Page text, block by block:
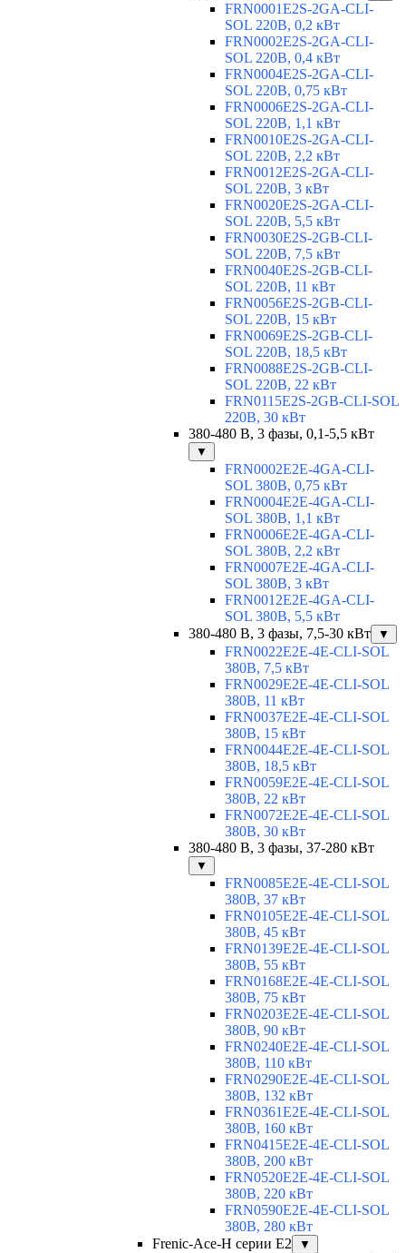
FRN0001E2S-2GA-CLI-
SOL 220В, 0,2 кВт
FRN0002E2S-2GA-CLI-
SOL 220В, 0,4 кВт
FRN0004E2S-2GA-CLI-
SOL 220В, 0,75 кВт
FRN0006E2S-2GA-CLI-
SOL 220В, 1,1 кВт
FRN0010E2S-2GA-CLI-
SOL 220В, 2,2 кВт
FRN0012E2S-2GA-CLI-
SOL 220В, 3 кВт
FRN0020E2S-2GA-CLI-
SOL 220В, 5,5 кВт
FRN0030E2S-2GB-CLI-
SOL 220В, 7,5 кВт
FRN0040E2S-2GB-CLI-
SOL 220В, 11 кВт
FRN0056E2S-2GB-CLI-
SOL 220В, 15 кВт
FRN0069E2S-2GB-CLI-
SOL 220В, 18,5 кВт
FRN0088E2S-2GB-CLI-
SOL 220В, 22 кВт
FRN0115E2S-2GB-CLI-SOL
220В, 30 кВт
380-480 В, 3 фазы, 0,1-5,5 кВт
▼
FRN0002E2E-4GA-CLI-
SOL 380В, 0,75 кВт
FRN0004E2E-4GA-CLI-
SOL 380В, 1,1 кВт
FRN0006E2E-4GA-CLI-
SOL 380В, 2,2 кВт
FRN0007E2E-4GA-CLI-
SOL 380В, 3 кВт
FRN0012E2E-4GA-CLI-
SOL 380В, 5,5 кВт
380-480 В, 3 фазы, 7,5-30 кВт
▼
FRN0022E2E-4E-CLI-SOL
380В, 7,5 кВт
FRN0029E2E-4E-CLI-SOL
380В, 11 кВт
FRN0037E2E-4E-CLI-SOL
380В, 15 кВт
FRN0044E2E-4E-CLI-SOL
380В, 18,5 кВт
FRN0059E2E-4E-CLI-SOL
380В, 22 кВт
FRN0072E2E-4E-CLI-SOL
380В, 30 кВт
380-480 В, 3 фазы, 37-280 кВт
▼
FRN0085E2E-4E-CLI-SOL
380В, 37 кВт
FRN0105E2E-4E-CLI-SOL
380В, 45 кВт
FRN0139E2E-4E-CLI-SOL
380В, 55 кВт
FRN0168E2E-4E-CLI-SOL
380В, 75 кВт
FRN0203E2E-4E-CLI-SOL
380В, 90 кВт
FRN0240E2E-4E-CLI-SOL
380В, 110 кВт
FRN0290E2E-4E-CLI-SOL
380В, 132 кВт
FRN0361E2E-4E-CLI-SOL
380В, 160 кВт
FRN0415E2E-4E-CLI-SOL
380В, 200 кВт
FRN0520E2E-4E-CLI-SOL
380В, 220 кВт
FRN0590E2E-4E-CLI-SOL
380В, 280 кВт
Frenic-Ace-H серии E2
▼